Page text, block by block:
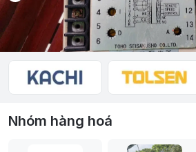
Nhóm hàng hoá